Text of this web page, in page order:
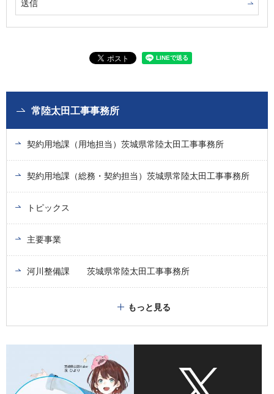
常陸太田工事事務所
契約用地課（用地担当）茨城県常陸太田工事事務所
契約用地課（総務・契約担当）茨城県常陸太田工事事務所
トピックス
主要事業
河川整備課 茨城県常陸太田工事事務所
もっと見る